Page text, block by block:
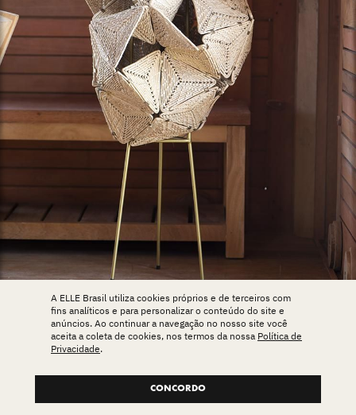
Luminária Célula, do designerErico Gondim, feita de metal e palha de
A ELLE Brasil utiliza cookies próprios e de terceiros com
fins analíticos e para personalizar o conteúdo do site e
anúncios. Ao continuar a navegação no nosso site você
aceita a coleta de cookies, nos termos da nossa Política de
Privacidade.
CONCORDO